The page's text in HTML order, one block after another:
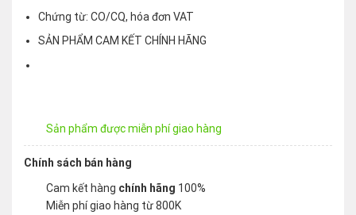
Chứng từ: CO/CQ, hóa đơn VAT
SẢN PHẨM CAM KẾT CHÍNH HÃNG
Sản phẩm được miễn phí giao hàng
Chính sách bán hàng
Cam kết hàng chính hãng 100%
Miễn phí giao hàng từ 800K